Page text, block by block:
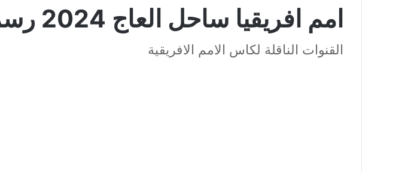
امم افريقيا ساحل العاج 2024 رسميا
القنوات الناقلة لكاس الامم الافريقية